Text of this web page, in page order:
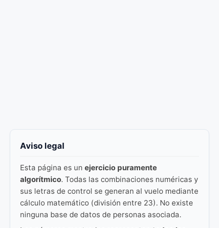
Aviso legal
Esta página es un ejercicio puramente
algorítmico. Todas las combinaciones numéricas y
sus letras de control se generan al vuelo mediante
cálculo matemático (división entre 23). No existe
ninguna base de datos de personas asociada.